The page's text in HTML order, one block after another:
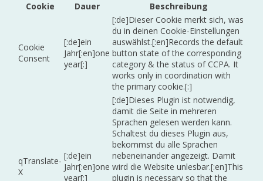
Cookie
Dauer Beschreibung
Cookie
Consent
[:de]ein
Jahr[:en]one
year[:]
[:de]Dieser Cookie merkt sich, was
du in deinen Cookie-Einstellungen
auswählst.[:en]Records the default
button state of the corresponding
category & the status of CCPA. It
works only in coordination with
the primary cookie.[:]
qTranslate-
X
[:de]ein
Jahr[:en]one
year[:]
[:de]Dieses Plugin ist notwendig,
damit die Seite in mehreren
Sprachen gelesen werden kann.
Schaltest du dieses Plugin aus,
bekommst du alle Sprachen
nebeneinander angezeigt. Damit
wird die Website unlesbar.[:en]This
plugin is necessary so that the